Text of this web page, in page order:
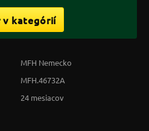
kategórií
MFH Nemecko
MFH.46732A
24 mesiacov